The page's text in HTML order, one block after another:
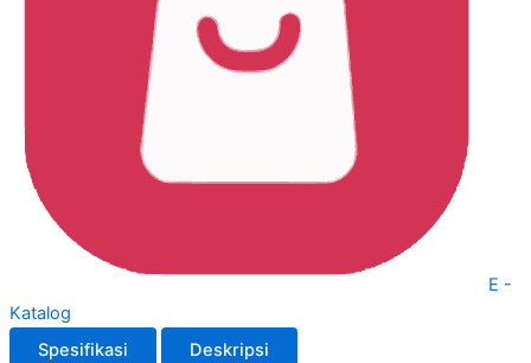
E -
Katalog
Spesifikasi
Deskripsi